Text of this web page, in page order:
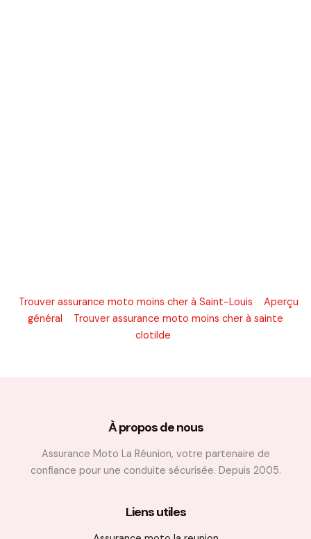
Trouver assurance moto moins cher à Saint-Louis
Aperçu
général
Trouver assurance moto moins cher à sainte
clotilde
À propos de nous
Assurance Moto La Réunion, votre partenaire de
confiance pour une conduite sécurisée. Depuis 2005.
Liens utiles